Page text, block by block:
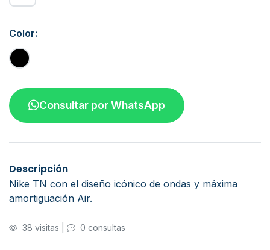
Color:
Consultar por WhatsApp
Descripción
Nike TN con el diseño icónico de ondas y máxima
amortiguación Air.
38 visitas 0 consultas